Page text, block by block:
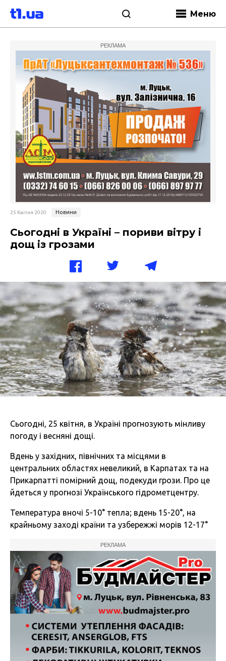
Меню
РЕКЛАМА
25 Квітня 2020 Новини
Сьогодні в Україні – пориви вітру і
дощ із грозами
Сьогодні, 25 квітня, в Україні прогнозують мінливу
погоду і весняні дощі.
Вдень у західних, північних та місцями в
центральних областях невеликий, в Карпатах та на
Прикарпатті помірний дощ, подекуди грози. Про це
йдеться у прогнозі Українського гідрометцентру.
Температура вночі 5-10° тепла; вдень 15-20°, на
крайньому заході країни та узбережжі морів 12-17°
РЕКЛАМА